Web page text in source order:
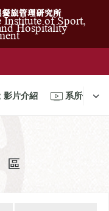
旅管理研究所
Institute of Sport,
Hospitality
影片介紹 系所位置
區